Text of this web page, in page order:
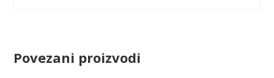
Povezani proizvodi